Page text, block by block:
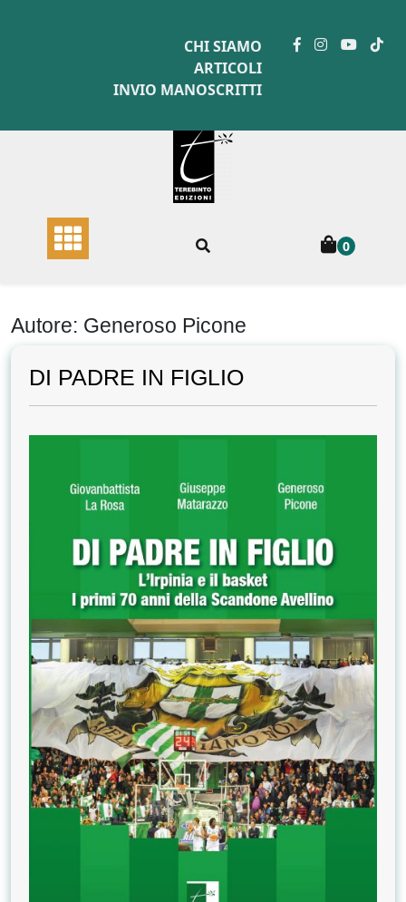
CHI SIAMO
ARTICOLI
INVIO MANOSCRITTI
0
Autore: Generoso Picone
DI PADRE IN FIGLIO